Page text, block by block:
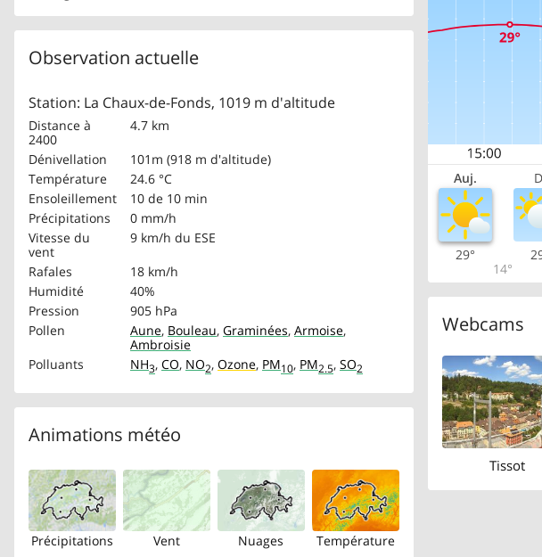
Observation actuelle
Station: La Chaux-de-Fonds, 1019 m d'altitude
Distance à
2400
4.7 km
Dénivellation
101m (918 m d'altitude)
Température
24.6 °C
Ensoleillement
10 de 10 min
Précipitations
0 mm/h
Vitesse du
vent
9 km/h du ESE
Rafales
18 km/h
Humidité
40%
Pression
905 hPa
Pollen
Aune, Bouleau, Graminées, Armoise,
Ambroisie
Polluants
NH3, CO, NO2, Ozone, PM10, PM2.5, SO2
Animations météo
Précipitations Vent Nuages Température
Auj.
29°
14°
Webcams
Tissot